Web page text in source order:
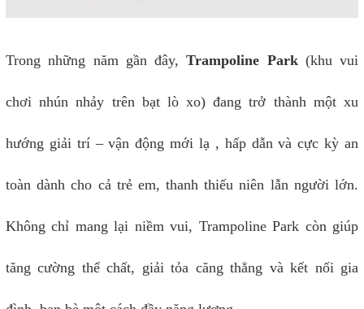
Trong những năm gần đây,Trampoline Park(khu vui
chơi nhún nhảy trên bạt lò xo) đang trở thành một xu
hướng giải trí – vận động mới lạ , hấp dẫn và cực kỳ an
toàn dành cho cả trẻ em, thanh thiếu niên lẫn người lớn.
Không chỉ mang lại niềm vui, Trampoline Park còn giúp
tăng cường thể chất, giải tỏa căng thẳng và kết nối gia